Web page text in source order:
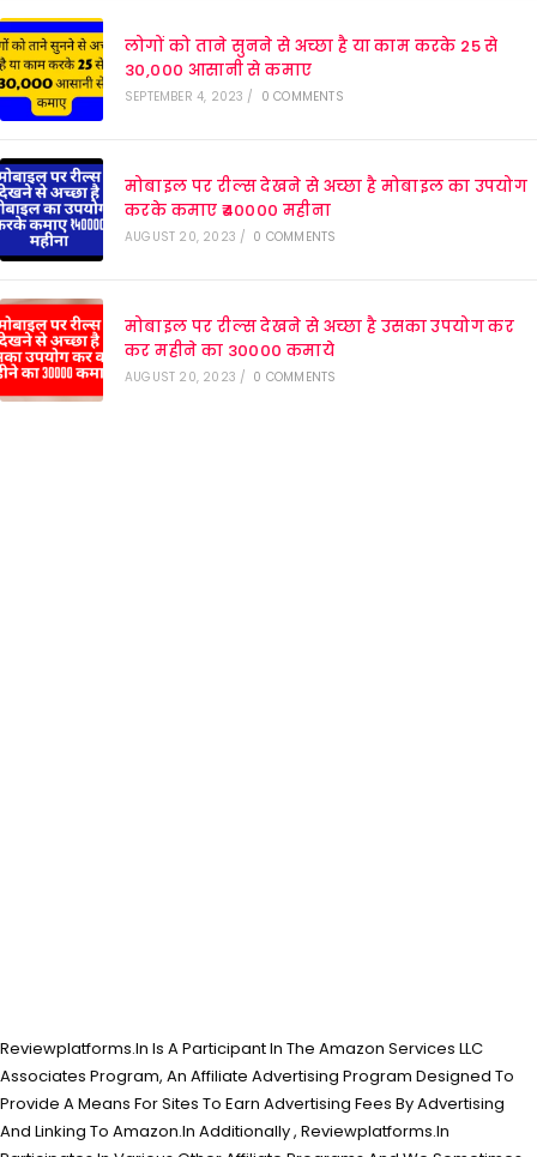
लोगों को ताने सुनने से अच्छा है या काम करके 25 से
30,000 आसानी से कमाए
SEPTEMBER 4, 2023 / 0 COMMENTS
मोबाइल पर रील्स देखने से अच्छा है मोबाइल का उपयोग
करके कमाए ₹40000 महीना
AUGUST 20, 2023 / 0 COMMENTS
मोबाइल पर रील्स देखने से अच्छा है उसका उपयोग कर
कर महीने का 30000 कमाये
AUGUST 20, 2023 / 0 COMMENTS
Reviewplatforms.In Is A Participant In The Amazon Services LLC
Associates Program, An Affiliate Advertising Program Designed To
Provide A Means For Sites To Earn Advertising Fees By Advertising
And Linking To Amazon.In Additionally , Reviewplatforms.In